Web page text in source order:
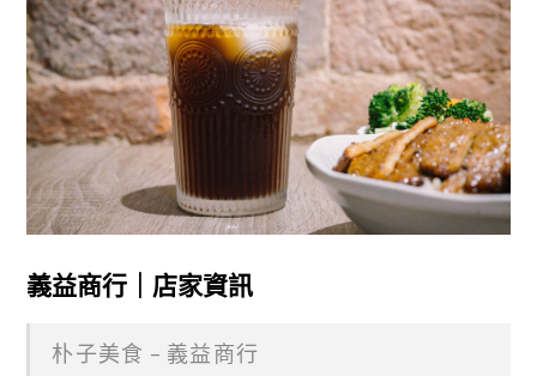
義益商行｜店家資訊
朴子美食 – 義益商行